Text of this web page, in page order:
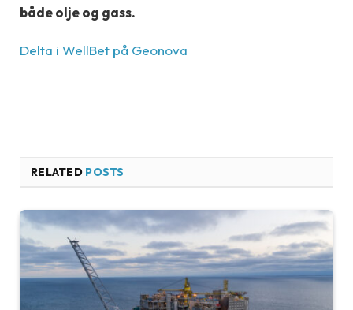
både olje og gass.
Delta i WellBet på Geonova
RELATED POSTS